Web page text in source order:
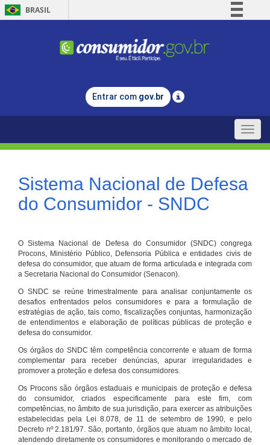
BRASIL
Comunica BR
Legislação
Entrar com gov.br
Toggle
Sistema Nacional de Defesa
do Consumidor - SNDC
O Sistema Nacional de Defesa do Consumidor (SNDC) congrega
Procons, Ministério Público, Defensoria Pública e entidades civis de
defesa do consumidor, que atuam de forma articulada e integrada com
a Secretaria Nacional do Consumidor (Senacon).
O SNDC se reúne trimestralmente para analisar conjuntamente os
desafios enfrentados pelos consumidores e para a formulação de
estratégias de ação, tais como, fiscalizações conjuntas, harmonização
de entendimentos e elaboração de políticas públicas de proteção e
defesa do consumidor.
Os órgãos do SNDC têm competência concorrente e atuam de forma
complementar para receber denúncias, apurar irregularidades e
promover a proteção e defesa dos consumidores.
Os Procons são órgãos estaduais e municipais de proteção e defesa
do consumidor, criados especificamente para este fim, com
competências, no âmbito de sua jurisdição, para exercer as atribuições
estabelecidas pela Lei 8.078, de 11 de setembro de 1990, e pelo
Decreto nº 2.181/97. São, portanto, órgãos que atuam no âmbito local,
atendendo diretamente os consumidores e monitorando o mercado de